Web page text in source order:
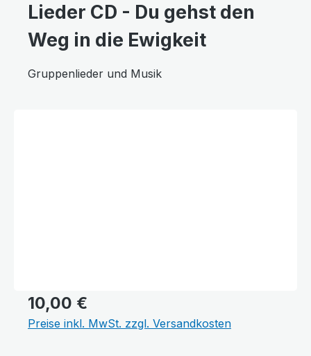
Lieder CD - Du gehst den
Weg in die Ewigkeit
Gruppenlieder und Musik
10,00 €
Preise inkl. MwSt. zzgl. Versandkosten